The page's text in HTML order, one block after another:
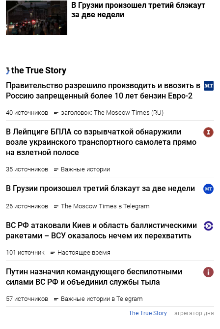
В Грузии произошел третий блэкаут
за две недели